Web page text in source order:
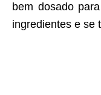
bem dosado
ingredientes e se